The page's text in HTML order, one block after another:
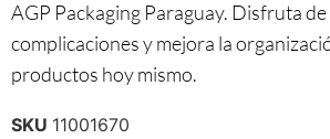
AGP Packaging Paraguay. Disfruta
complicaciones y mejora la
productos hoy mismo.
SKU 11001670